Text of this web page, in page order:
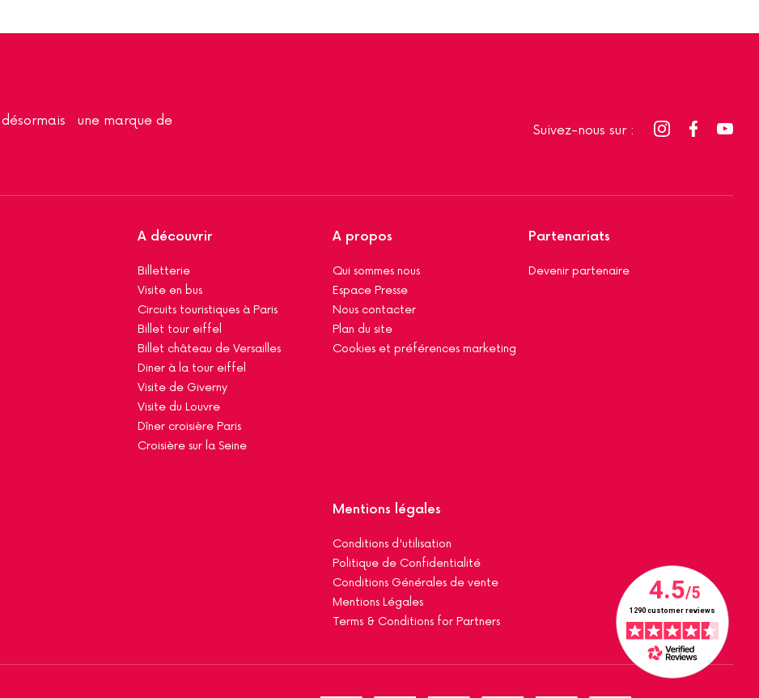
désormais une marque de
Suivez-nous sur :
A découvrir
Billetterie
Visite en bus
Circuits touristiques à Paris
Billet tour eiffel
Billet château de Versailles
Diner à la tour eiffel
Visite de Giverny
Visite du Louvre
Dîner croisière Paris
Croisière sur la Seine
A propos
Qui sommes nous
Espace Presse
Nous contacter
Plan du site
Cookies et préférences marketing
Partenariats
Devenir partenaire
Mentions légales
Conditions d'utilisation
Politique de Confidentialité
Conditions Générales de vente
Mentions Légales
Terms & Conditions for Partners